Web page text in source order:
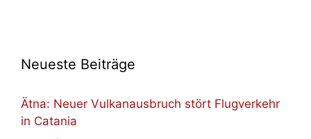
Neueste Beiträge
Ätna: Neuer Vulkanausbruch stört Flugverkehr
in Catania